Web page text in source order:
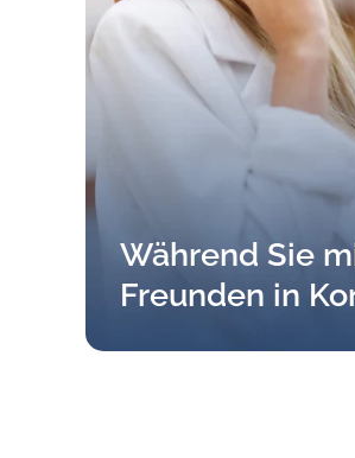
Während Sie
Freunden in